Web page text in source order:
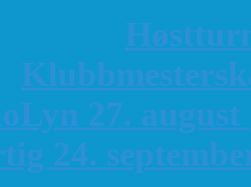
K
27. august
24.